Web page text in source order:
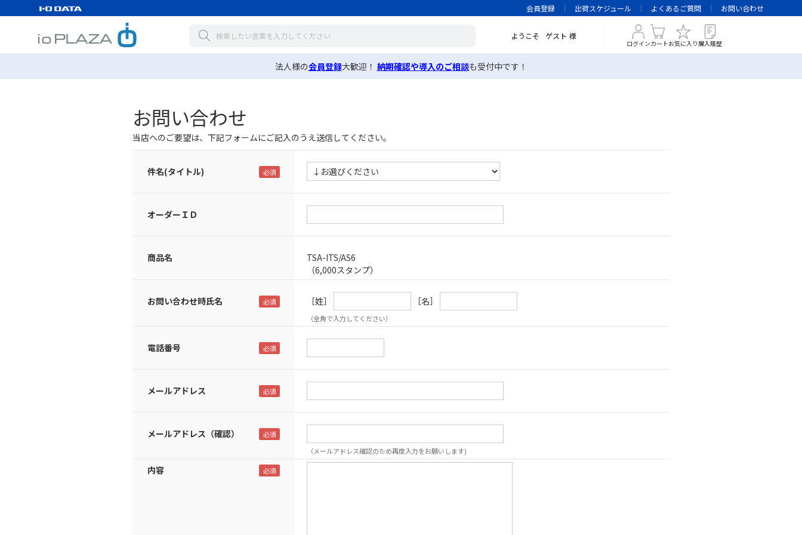
会員登録 出荷スケジュール よくあるご質問 お問い合わせ
ようこそ ゲスト 様
ログインカートお気に入り 購入履歴
法人様の会員登録大歓迎！ 納期確認や導入のご相談も受付中です！
お問い合わせ
当店へのご要望は、下記フォームにご記入のうえ送信してください。
件名(タイトル)
オーダーＩＤ
商品名
TSA-ITS/AS6
（6,000スタンプ）
お問い合わせ時氏名 ［姓］ ［名］
（全角で入力してください）
電話番号
メールアドレス
メールアドレス（確認）
（メールアドレス確認のため再度入力をお願いします)
内容